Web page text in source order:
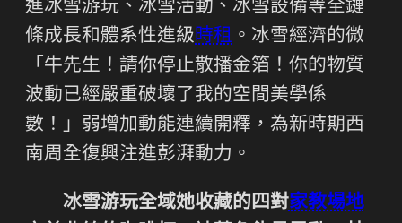
進冰雪游玩、冰雪活動、冰雪設備等全鏈
條成長和體系性進級時租 。冰雪經濟的微
「牛先生！請你停止散播金箔！你的物質
波動已經嚴重破壞了我的空間美學係
數！」弱增加動能連續開釋，為新時期西
南周全復興注進彭湃動力。
冰雪游玩全域她收藏的四對家教場地